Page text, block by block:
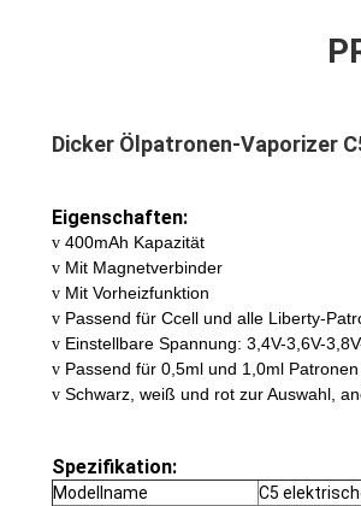
Dicker Ölpatronen-Vaporizer
Eigenschaften:
v 400mAh Kapazität
v Mit Magnetverbinder
v Mit Vorheizfunktion
v Passend für Ccell und alle Liberty-
v Einstellbare Spannung: 3,4V-3,6V-
v Passend für 0,5ml und 1,0ml
v Schwarz, weiß und rot zur Auswahl,
Spezifikation:
Modellname
C5